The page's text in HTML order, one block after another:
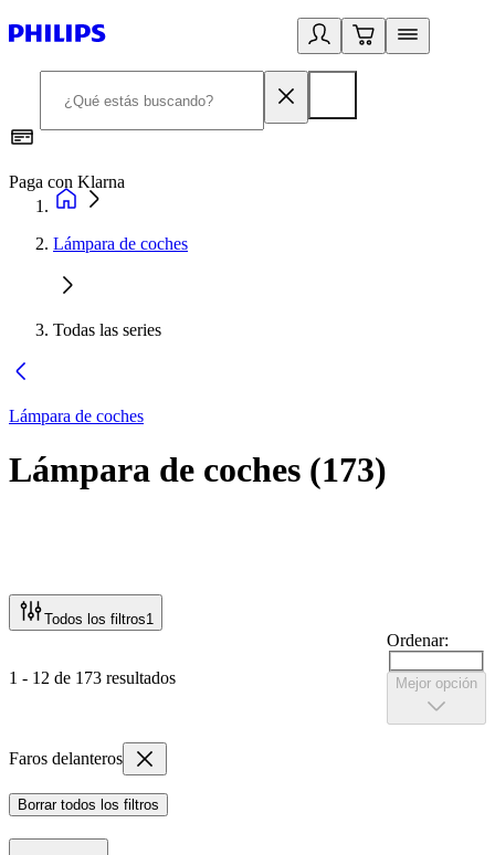
Paga con Klarna
Lámpara de coches
Todas las series
Lámpara de coches
Lámpara de coches (173)
Todos los filtros1
1 - 12 de 173 resultados
Ordenar:
Mejor opción
Faros delanteros
Borrar todos los filtros